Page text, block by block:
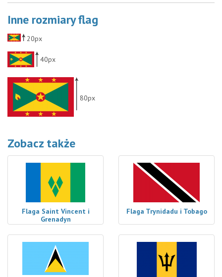
Inne rozmiary flag
20px
40px
80px
Zobacz także
Flaga Saint Vincent i
Grenadyn
Flaga Trynidadu i Tobago